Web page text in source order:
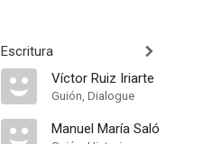
Escritura
Víctor Ruiz Iriarte
Guión, Dialogue
Manuel María Saló